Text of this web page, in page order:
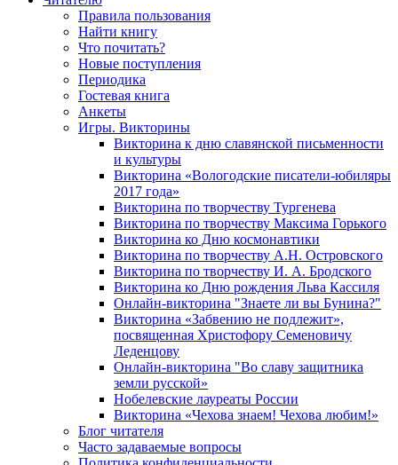
Правила пользования
Найти книгу
Что почитать?
Новые поступления
Периодика
Гостевая книга
Анкеты
Игры. Викторины
Викторина к дню славянской письменности
и культуры
Викторина «Вологодские писатели-юбиляры
2017 года»
Викторина по творчеству Тургенева
Викторина по творчеству Максима Горького
Викторина ко Дню космонавтики
Викторина по творчеству А.Н. Островского
Викторина по творчеству И. А. Бродского
Викторина ко Дню рождения Льва Кассиля
Онлайн-викторина "Знаете ли вы Бунина?"
Викторина «Забвению не подлежит»,
посвященная Христофору Семеновичу
Леденцову
Онлайн-викторина "Во славу защитника
земли русской»
Нобелевские лауреаты России
Викторина «Чехова знаем! Чехова любим!»
Блог читателя
Часто задаваемые вопросы